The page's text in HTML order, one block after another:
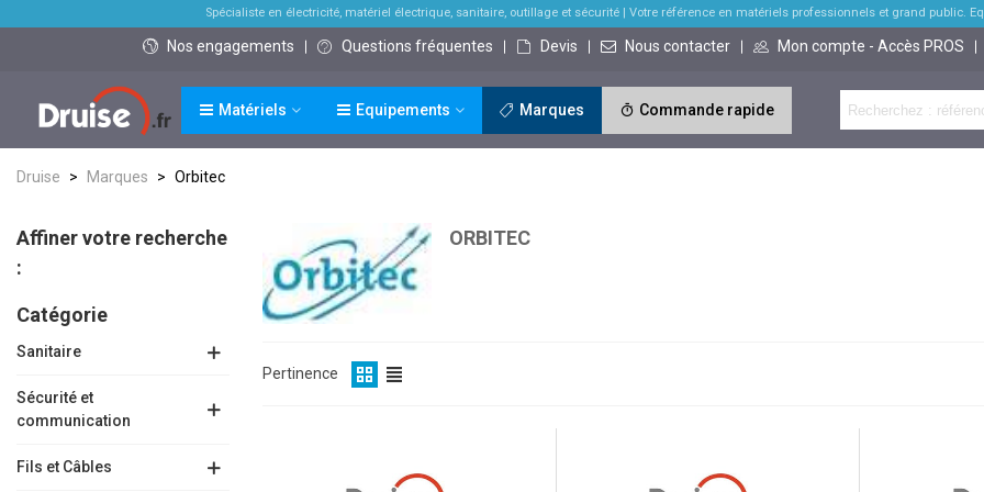
Spécialiste en électricité, matériel électrique, sanitaire, outillage et sécurité| Votre référence en matériels professionnels et grand public.
Nos engagements Questions fréquentes Devis Nous contacter Mon compte - Accès PROS
Matériels Equipements Marques Commande rapide
Druise > Marques > Orbitec
Affiner votre recherche
:
Catégorie
Sanitaire
Sécurité et
communication
Fils et Câbles
ORBITEC
Pertinence